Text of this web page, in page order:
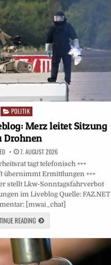
Posted
in
POLITIK
Merz leitet Sitzung
Drohnen
7. AUGUST 2026
tagt telefonisch +++
übernimmt Ermittlungen +++
stellt Lkw-Sonntagsfahrverbot
im Liveblog Quelle: FAZ.NET
[mwai_chat]
READING